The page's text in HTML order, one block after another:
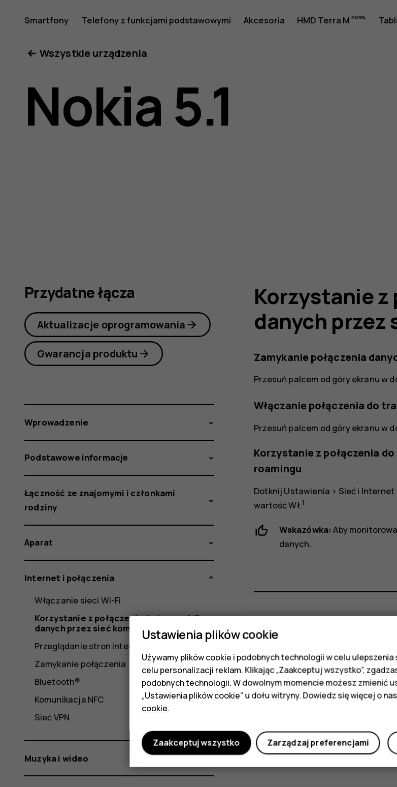
Nokia
5.1
—
Smartfony Telefony z funkcjami podstawowymi Akcesoria HMD Terra M
Wszystkie urządzenia
Nokia 5.1
Korzystanie z
danych przez
Zamykanie połączenia
Przesuń palcem od góry ekranu w
Włączanie połączenia do
Przesuń palcem od góry ekranu w
Korzystanie z połączenia
roamingu
Dotknij Ustawienia > Sieć i Internet
wartośćWł.1
Wskazówka:Aby
danych.
Czy te informacje były
Tak Nie
Przydatne łącza
Aktualizacje oprogramowania
Gwarancja produktu
Wprowadzenie
Podstawowe informacje
Łączność ze znajomymi i członkami
rodziny
Aparat
Internet i połączenia
Włączanie sieci Wi-Fi
Korzystanie z połączenia do transmisji
danych przez sieć komórkową
Przeglądanie stron internetowych
Zamykanie połączenia
Bluetooth®
Komunikacja NFC
Sieć VPN
Muzyka i wideo
Ustawienia plików cookie
Używamy plików cookie i podobnych technologii w celu
celu personalizacji reklam. Klikając „Zaakceptuj wszystko”,
podobnych technologii. W dowolnym momencie możesz zmienić
„Ustawienia plików cookie” u dołu witryny. Dowiedz się więcej o
cookie.
Zarządzaj preferencjami
Zaakceptuj wszystko